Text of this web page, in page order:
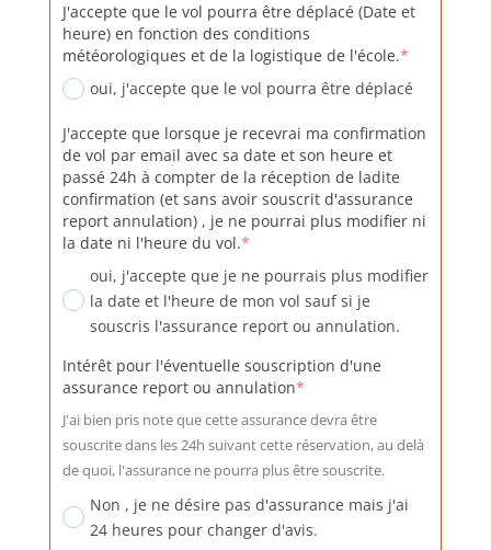
J'accepte que le vol pourra être déplacé (Date et
heure) en fonction des conditions
météorologiques et de la logistique de l'école.*(required)
oui, j'accepte que le vol pourra être déplacé
J'accepte que lorsque je recevrai ma confirmation
de vol par email avec sa date et son heure et
passé 24h à compter de la réception de ladite
confirmation (et sans avoir souscrit d'assurance
report annulation) , je ne pourrai plus modifier ni
la date ni l'heure du vol.*(required)
oui, j'accepte que je ne pourrais plus modifier
la date et l'heure de mon vol sauf si je
souscris l'assurance report ou annulation.
Intérêt pour l'éventuelle souscription d'une
assurance report ou annulation*(required)
J'ai bien pris note que cette assurance devra être
souscrite dans les 24h suivant cette réservation, au delà
de quoi, l'assurance ne pourra plus être souscrite.
Non , je ne désire pas d'assurance mais j'ai
24 heures pour changer d'avis.